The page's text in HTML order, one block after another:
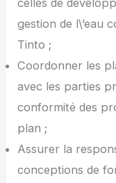
celles de
gestion de l\’eau
Tinto ;
Coordonner les
avec les parties
conformité des
plan ;
Assurer la
conceptions de